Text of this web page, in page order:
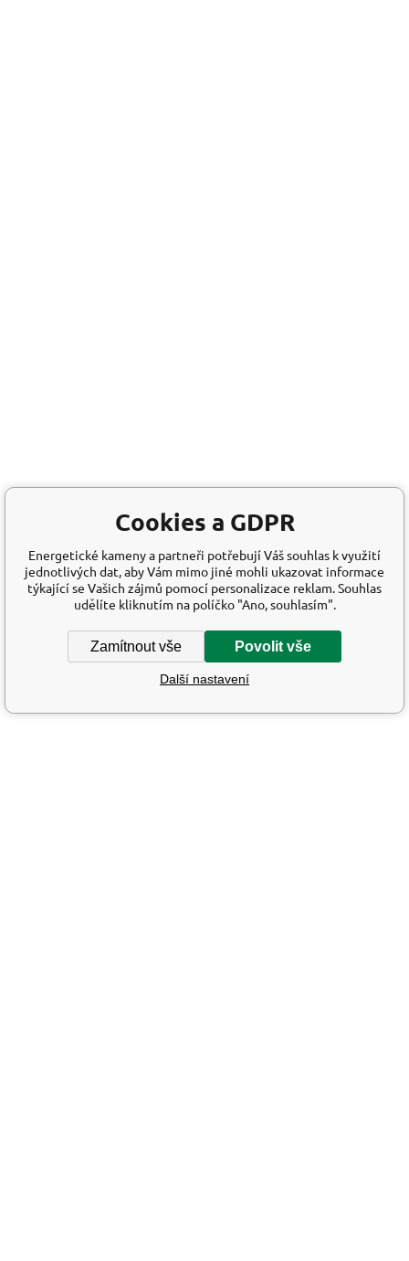
Cookies a GDPR
Energetické kameny a partneři potřebují Váš souhlas k využití
jednotlivých dat, aby Vám mimo jiné mohli ukazovat informace
týkající se Vašich zájmů pomocí personalizace reklam. Souhlas
udělíte kliknutím na políčko "Ano, souhlasím".
Zamítnout vše Povolit vše
Další nastavení